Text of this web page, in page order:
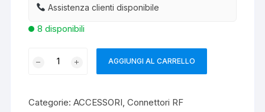
Assistenza clienti disponibile
8 disponibili
AGGIUNGI AL CARRELLO
Categorie:ACCESSORI ,Connettori RF